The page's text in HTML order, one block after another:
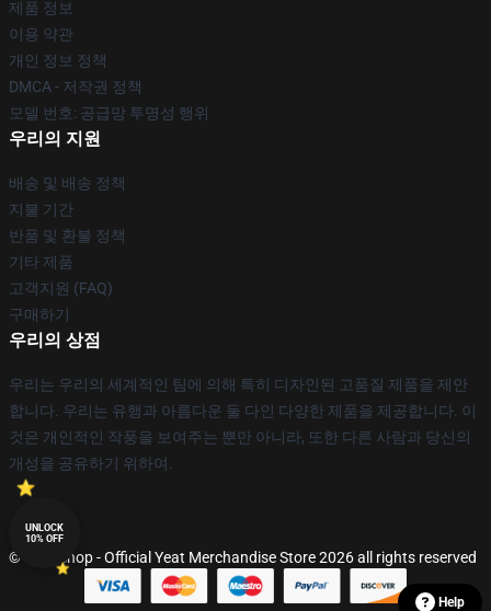
제품 정보
이용 약관
개인 정보 정책
DMCA - 저작권 정책
모델 번호: 공급망 투명성 행위
우리의 지원
배송 및 배송 정책
지불 기간
반품 및 환불 정책
기타 제품
고객지원 (FAQ)
구매하기
우리의 상점
우리는 우리의 세계적인 팀에 의해 특히 디자인된 고품질 제품을 제안
합니다. 우리는 유행과 아름다운 둘 다인 다양한 제품을 제공합니다. 이
것은 개인적인 작풍을 보여주는 뿐만 아니라, 또한 다른 사람과 당신의
개성을 공유하기 위하여.
© Yeat Shop - Official Yeat Merchandise Store 2026 all rights reserved
Help
UNLOCK
10% OFF